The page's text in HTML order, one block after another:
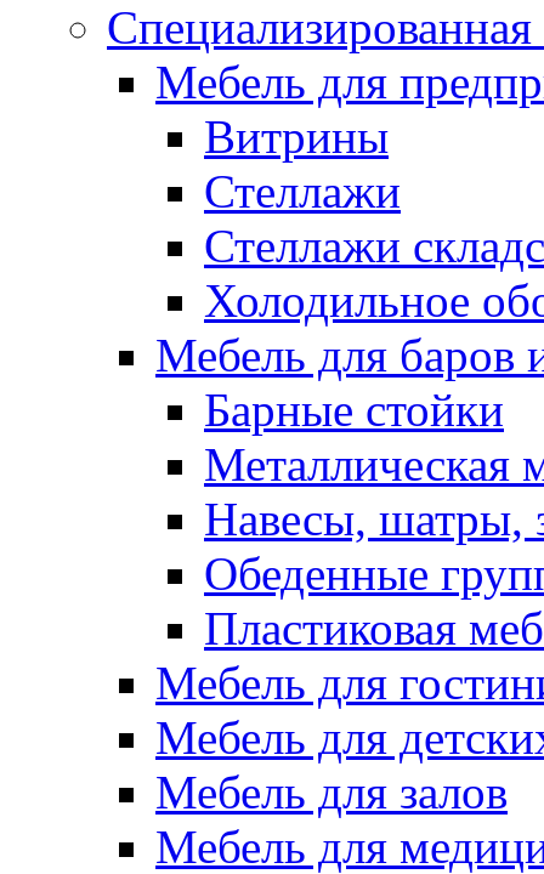
Специализированная
Мебель для
Витрины
Стеллажи
Стеллажи
Холодильное
Мебель для баров
Барные стойки
Металлическая
Навесы, шатры,
Обеденные
Пластиковая
Мебель для
Мебель для
Мебель для залов
Мебель для